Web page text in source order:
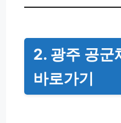
2. 광주 공군
바로가기